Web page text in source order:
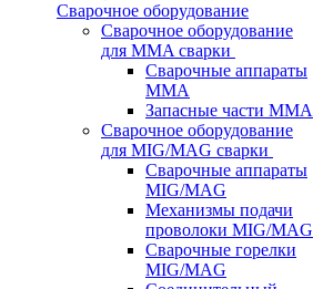
Сварочное оборудование
Сварочное оборудование
для MMA сварки
Сварочные аппараты
MMA
Запасные части MMA
Сварочное оборудование
для MIG/MAG сварки
Сварочные аппараты
MIG/MAG
Механизмы подачи
проволоки MIG/MAG
Сварочные горелки
MIG/MAG